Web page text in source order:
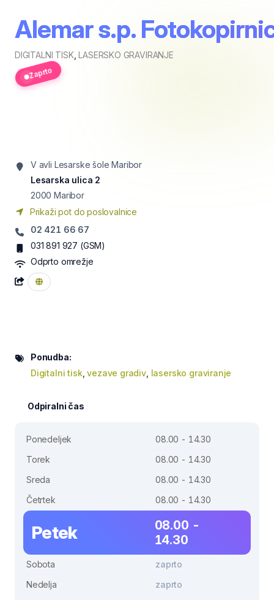
Alemar s.p.
DIGITALNI TISK,LASERSKO GRAVIRANJE
Zaprto
V avli Lesarske šole Maribor
Lesarska ulica 2
2000 Maribor
Prikaži pot do poslovalnice
02 421 66 67
031 891 927 (GSM)
Odprto omrežje
Ponudba:
Digitalni tisk,vezave gradiv, lasersko graviranje
Odpiralni čas
Ponedeljek
08.00 - 14.30
Torek
08.00 - 14.30
Sreda
08.00 - 14.30
Četrtek
08.00 - 14.30
Petek
08.00 -
14.30
Sobota
zaprto
Nedelja
zaprto